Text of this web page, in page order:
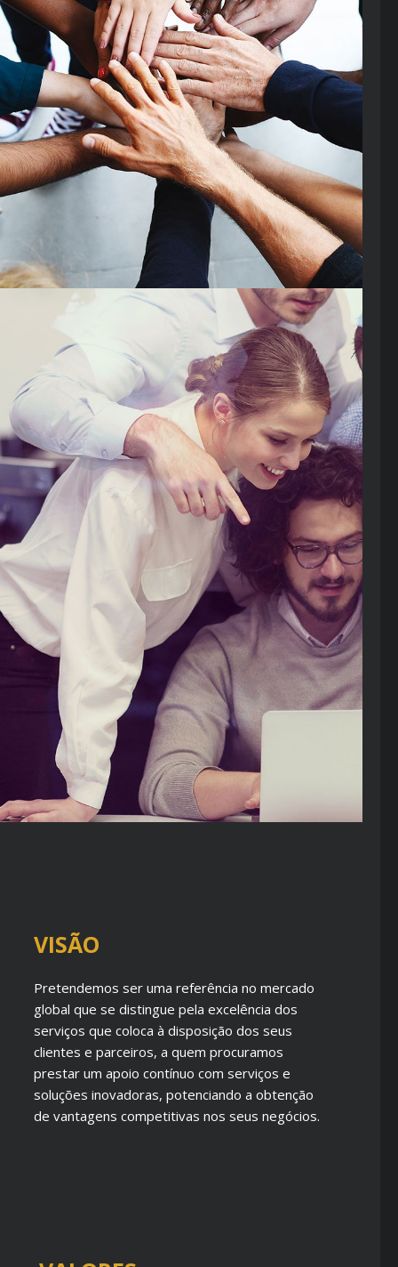
VISÃO
Pretendemos ser uma referência no mercado
global que se distingue pela excelência dos
serviços que coloca à disposição dos seus
clientes e parceiros, a quem procuramos
prestar um apoio contínuo com serviços e
soluções inovadoras, potenciando a obtenção
de vantagens competitivas nos seus negócios.